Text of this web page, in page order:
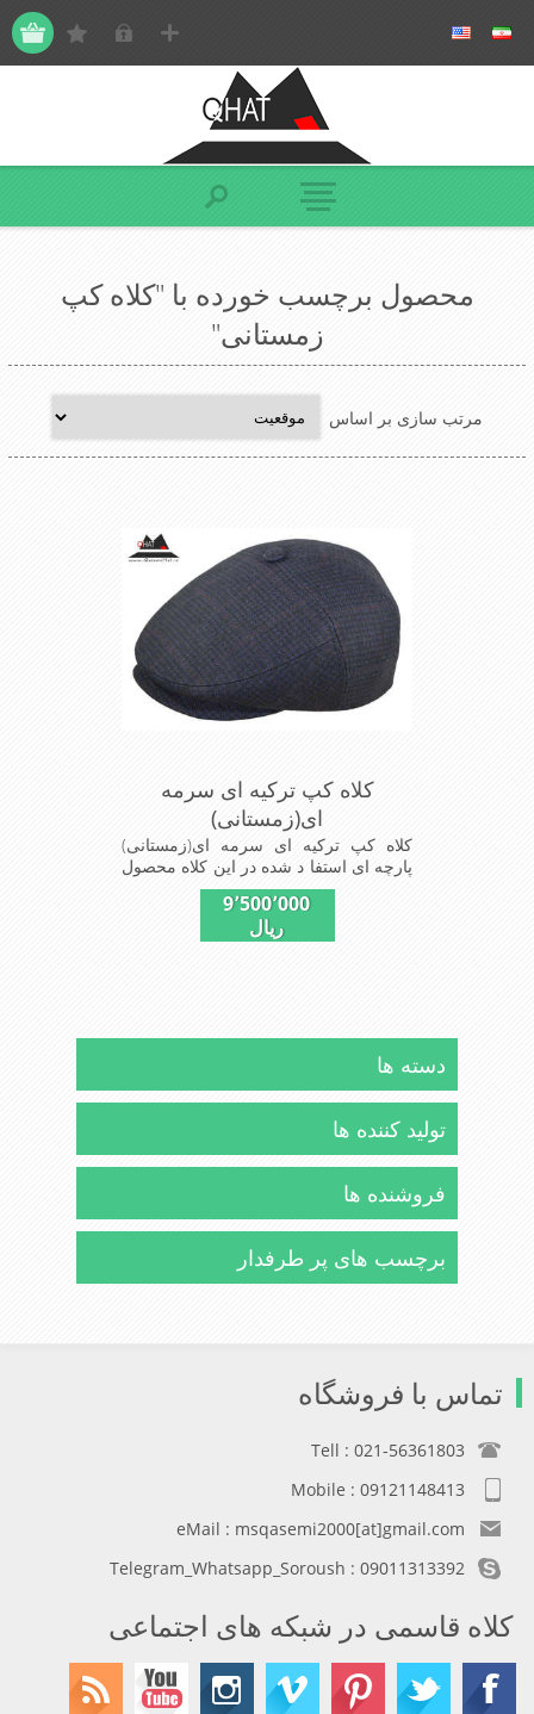
محصول برچسب خورده با "کلاه کپ
زمستانی"
مرتب سازی بر اساس
کلاه کپ ترکیه ای سرمه
ای(زمستانی)
کلاه کپ ترکیه ای سرمه ای(زمستانی)
پارچه ای استفا د شده در این کلاه محصول
پشم و 65% نخ ترویرا است شیک و
مناسب افراد خوش پوش جنس
9٬500٬000
ریال
دسته ها
تولید کننده ها
فروشنده ها
برچسب های پر طرفدار
تماس با فروشگاه
Tell : 021-56361803
Mobile : 09121148413
eMail : msqasemi2000[at]gmail.com
Telegram_Whatsapp_Soroush : 09011313392
کلاه قاسمی در شبکه های اجتماعی